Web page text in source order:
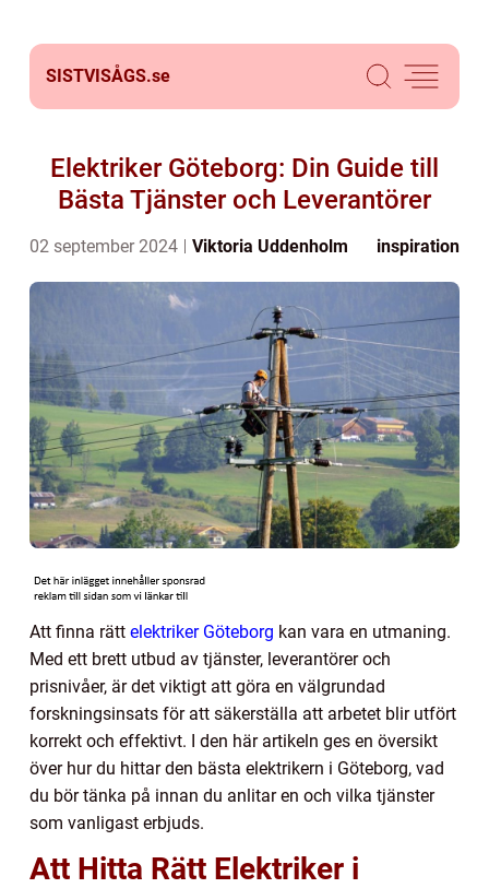
SISTVISÅGS.se
Elektriker Göteborg: Din Guide till
Bästa Tjänster och Leverantörer
02 september 2024 Viktoria Uddenholm inspiration
Att finna rätt elektriker Göteborg kan vara en utmaning.
Med ett brett utbud av tjänster, leverantörer och
prisnivåer, är det viktigt att göra en välgrundad
forskningsinsats för att säkerställa att arbetet blir utfört
korrekt och effektivt. I den här artikeln ges en översikt
över hur du hittar den bästa elektrikern i Göteborg, vad
du bör tänka på innan du anlitar en och vilka tjänster
som vanligast erbjuds.
Att Hitta Rätt Elektriker i